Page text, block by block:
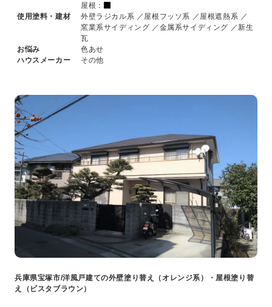
屋根：
使用塗料・建材
外壁ラジカル系 ／屋根フッソ系 ／屋根遮熱系 ／
窯業系サイディング ／金属系サイディング ／新生
瓦
お悩み
色あせ
ハウスメーカー
その他
兵庫県宝塚市/洋風戸建ての外壁塗り替え（オレンジ系）・屋根塗り替
え（ビスタブラウン）